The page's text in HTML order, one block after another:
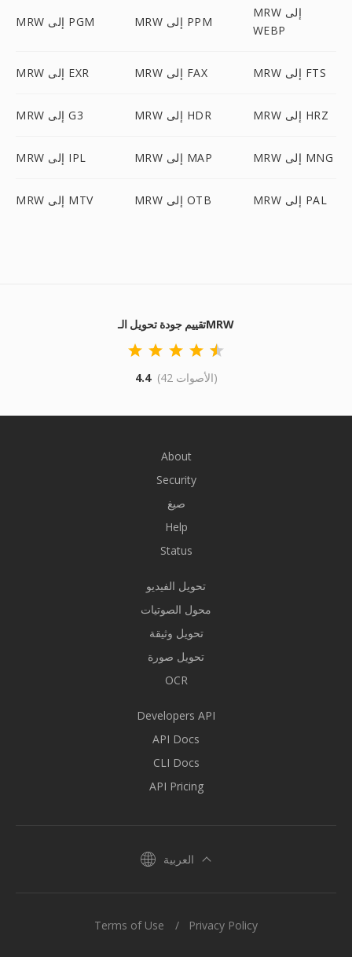
MRW إلى PGM MRW إلى PPM
MRW إلى
WEBP
MRW إلى EXR MRW إلى FAX MRW إلى FTS
MRW إلى G3 MRW إلى HDR MRW إلى HRZ
MRW إلى IPL MRW إلى MAP MRW إلى MNG
MRW إلى MTV MRW إلى OTB MRW إلى PAL
تقييم جودة تحويل الـMRW
4.4 (42 الأصوات)
About
Security
صيغ
Help
Status
تحويل الفيديو
محول الصوتيات
تحويل وثيقة
تحويل صورة
OCR
Developers API
API Docs
CLI Docs
API Pricing
العربية
Terms of Use Privacy Policy